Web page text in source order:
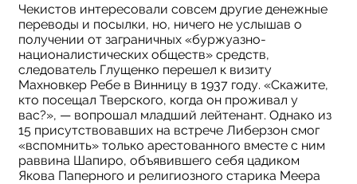
Чекистов интересовали совсем другие денежные
переводы и посылки, но, ничего не услышав о
получении от заграничных «буржуазно-
националистических обществ» средств,
следователь Глущенко перешел к визиту
Махновкер Ребе в Винницу в 1937 году. «Скажите,
кто посещал Тверского, когда он проживал у
вас?», — вопрошал младший лейтенант. Однако из
15 присутствовавших на встрече Либерзон смог
«вспомнить» только арестованного вместе с ним
раввина Шапиро, объявившего себя цадиком
Якова Паперного и религиозного старика Меера